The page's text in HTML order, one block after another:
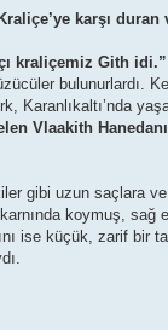
karşı
kraliçemiz Gith idi.”
bulunurlardı.
Karanlıkaltı’nda
Vlaakith
gibi uzun saçlara
koymuş, sağ
ise küçük, zarif